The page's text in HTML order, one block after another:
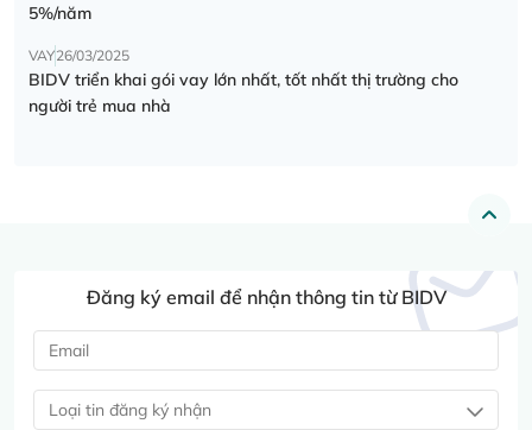
5%/năm
VAY26/03/2025
BIDV triển khai gói vay lớn nhất, tốt nhất thị trường cho
người trẻ mua nhà
Đăng ký email để nhận thông tin từ BIDV
Loại tin đăng ký nhận